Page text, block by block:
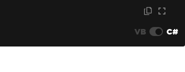
VB C#